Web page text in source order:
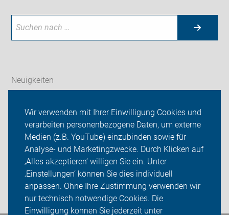
Wir verwenden mit Ihrer Einwilligung Cookies und
verarbeiten personenbezogene Daten, um externe
Medien (z.B. YouTube) einzubinden sowie für
Analyse- und Marketingzwecke. Durch Klicken auf
‚Alles akzeptieren‘ willigen Sie ein. Unter
‚Einstellungen‘ können Sie dies individuell
anpassen. Ohne Ihre Zustimmung verwenden wir
nur technisch notwendige Cookies. Die
Einwilligung können Sie jederzeit unter
Neuigkeiten
Unsere Touren
Sei dabei
Presse
Login